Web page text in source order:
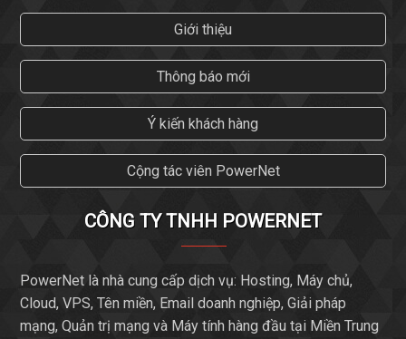
Giới thiệu
Thông báo mới
Ý kiến khách hàng
Cộng tác viên PowerNet
CÔNG TY TNHH POWERNET
PowerNet là nhà cung cấp dịch vụ: Hosting, Máy chủ,
Cloud, VPS, Tên miền, Email doanh nghiệp, Giải pháp
mạng, Quản trị mạng và Máy tính hàng đầu tại Miền Trung